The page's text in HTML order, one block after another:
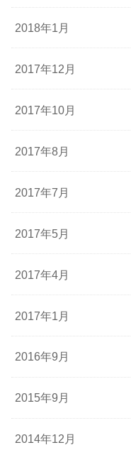
2018年1月
2017年12月
2017年10月
2017年8月
2017年7月
2017年5月
2017年4月
2017年1月
2016年9月
2015年9月
2014年12月